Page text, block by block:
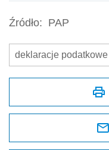
Źródło: PAP
deklaracje podatkowe